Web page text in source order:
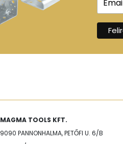
MAGMA TOOLS KFT.
9090 PANNONHALMA, PETŐFI U. 6/B